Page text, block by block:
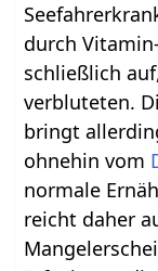
durch
schließlich
verbluteten.
bringt
ohnehin vom
normale
reicht daher